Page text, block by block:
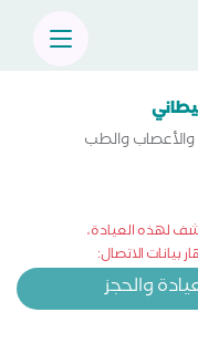
والطب
لهذه العيادة،
الاتصال:
والحجز